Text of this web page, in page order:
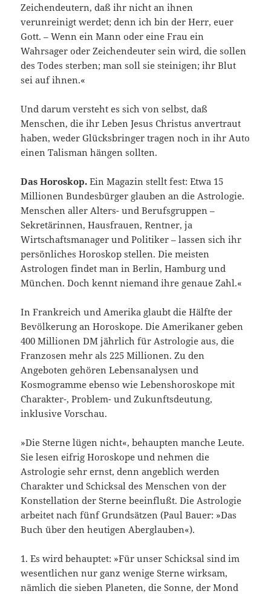
Zeichendeutern, daß ihr nicht an ihnen
verunreinigt werdet; denn ich bin der Herr, euer
Gott. – Wenn ein Mann oder eine Frau ein
Wahrsager oder Zeichendeuter sein wird, die sollen
des Todes sterben; man soll sie steinigen; ihr Blut
sei auf ihnen.«
Und darum versteht es sich von selbst, daß
Menschen, die ihr Leben Jesus Christus anvertraut
haben, weder Glücksbringer tragen noch in ihr Auto
einen Talisman hängen sollten.
Das Horoskop. Ein Magazin stellt fest: Etwa 15
Millionen Bundesbürger glauben an die Astrologie.
Menschen aller Alters- und Berufsgruppen –
Sekretärinnen, Hausfrauen, Rentner, ja
Wirtschaftsmanager und Politiker – lassen sich ihr
persönliches Horoskop stellen. Die meisten
Astrologen findet man in Berlin, Hamburg und
München. Doch kennt niemand ihre genaue Zahl.«
In Frankreich und Amerika glaubt die Hälfte der
Bevölkerung an Horoskope. Die Amerikaner geben
400 Millionen DM jährlich für Astrologie aus, die
Franzosen mehr als 225 Millionen. Zu den
Angeboten gehören Lebensanalysen und
Kosmogramme ebenso wie Lebenshoroskope mit
Charakter-, Problem- und Zukunftsdeutung,
inklusive Vorschau.
»Die Sterne lügen nicht«, behaupten manche Leute.
Sie lesen eifrig Horoskope und nehmen die
Astrologie sehr ernst, denn angeblich werden
Charakter und Schicksal des Menschen von der
Konstellation der Sterne beeinflußt. Die Astrologie
arbeitet nach fünf Grundsätzen (Paul Bauer: »Das
Buch über den heutigen Aberglauben«).
1. Es wird behauptet: »Für unser Schicksal sind im
wesentlichen nur ganz wenige Sterne wirksam,
nämlich die sieben Planeten, die Sonne, der Mond